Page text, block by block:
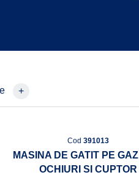
+
Cod391013
MASINA DE GATIT PE
OCHIURI SI CUPTOR